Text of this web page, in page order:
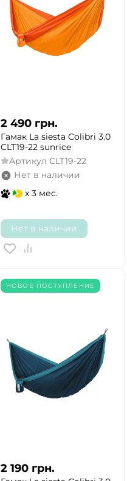
2 490 грн.
Гамак La siesta Colibri 3.0
CLT19-22 sunrice
Артикул CLT19-22
Нет в наличии
x 3 мес.
Нет в наличии
НОВОЕ ПОСТУПЛЕНИЕ
2 190 грн.